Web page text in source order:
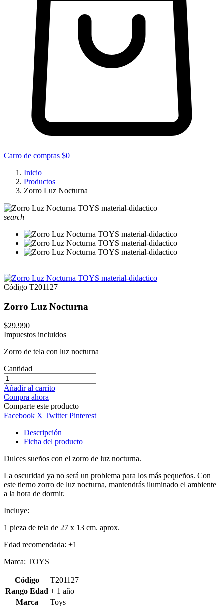
Carro de compras $0
Inicio
Productos
Zorro Luz Nocturna
search
Código T201127
Zorro Luz Nocturna
$29.990
Impuestos incluidos
Zorro de tela con luz nocturna
Cantidad
Añadir al carrito
Compra ahora
Comparte este producto
Facebook X Twitter Pinterest
Descripción
Ficha del producto
Dulces sueños con el zorro de luz nocturna.
La oscuridad ya no será un problema para los más pequeños. Con
este tierno zorro de luz nocturna, mantendrás iluminado el ambiente
a la hora de dormir.
Incluye:
1 pieza de tela de 27 x 13 cm. aprox.
Edad recomendada: +1
Marca: TOYS
Código
T201127
Rango Edad + 1 año
Marca
Toys